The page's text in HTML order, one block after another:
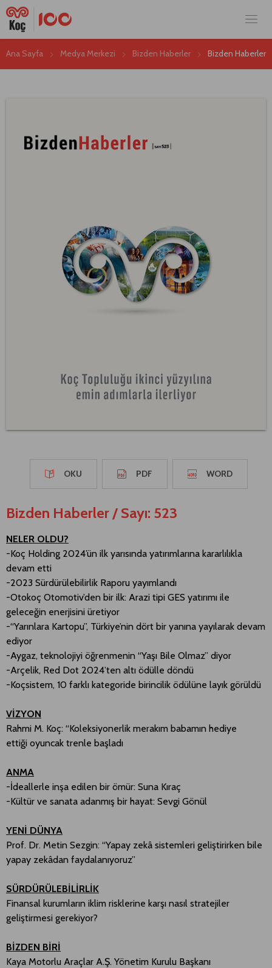
Ana Sayfa Medya Merkezi Bizden Haberler Bizden Haberler
OKU PDF WORD
Bizden Haberler / Sayı: 523
NELER OLDU?
-Koç Holding 2024’ün ilk yarısında yatırımlarına kararlılıkla
devam etti
-2023 Sürdürülebilirlik Raporu yayımlandı
-Otokoç Otomotiv’den bir ilk: Arazi tipi GES yatırımı ile
geleceğin enerjisini üretiyor
-“Yarınlara Kartopu”, Türkiye’nin dört bir yanına yayılarak devam
ediyor
-Aygaz, teknolojiyi öğrenmenin “Yaşı Bile Olmaz” diyor
-Arçelik, Red Dot 2024’ten altı ödülle döndü
-Koçsistem, 10 farklı kategoride birincilik ödülüne layık görüldü
VİZYON
Rahmi M. Koç: “Koleksiyonerlik merakım babamın hediye
ettiği oyuncak trenle başladı
ANMA
-İdeallerle inşa edilen bir ömür: Suna Kıraç
-Kültür ve sanata adanmış bir hayat: Sevgi Gönül
YENİ DÜNYA
Prof. Dr. Metin Sezgin: “Yapay zekâ sistemleri geliştirirken bile
yapay zekâdan faydalanıyoruz”
SÜRDÜRÜLEBİLİRLİK
Finansal kurumların iklim risklerine karşı nasıl stratejiler
geliştirmesi gerekiyor?
BİZDEN BİRİ
Kaya Motorlu Araçlar A.Ş. Yönetim Kurulu Başkanı